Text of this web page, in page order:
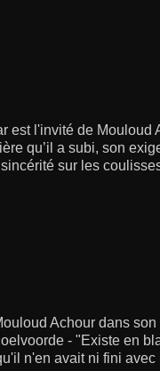
est l'invité de
qu’il a subi, son
sur les
Achour dans
- "Existe en
n'en avait ni fini